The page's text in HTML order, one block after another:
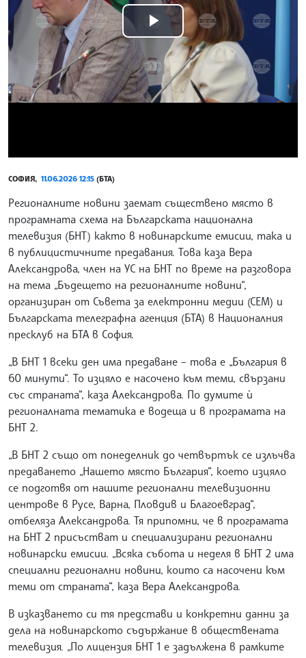
Play
Video
СОФИЯ, 11.06.2026 12:15 (БТА)
Регионалните новини заемат съществено място в
програмната схема на Българската национална
телевизия (БНТ) както в новинарските емисии, така и
в публицистичните предавания. Това каза Вера
Александрова, член на УС на БНТ по време на разговора
на тема „Бъдещето на регионалните новини“,
организиран от Съвета за електронни медии (СЕМ) и
Българската телеграфна агенция (БТА) в Националния
пресклуб на БТА в София.
„В БНТ 1 всеки ден има предаване – това е „България в
60 минути“. То изцяло е насочено към теми, свързани
със страната“, каза Александрова. По думите ѝ
регионалната тематика е водеща и в програмата на
БНТ 2.
„В БНТ 2 също от понеделник до четвъртък се излъчва
предаването „Нашето място България“, което изцяло
се подготвя от нашите регионални телевизионни
центрове в Русе, Варна, Пловдив и Благоевград“,
отбеляза Александрова. Тя припомни, че в програмата
на БНТ 2 присъстват и специализирани регионални
новинарски емисии. „Всяка събота и неделя в БНТ 2 има
специални регионални новини, които са насочени към
теми от страната“, каза Вера Александрова.
В изказването си тя представи и конкретни данни за
дела на новинарското съдържание в обществената
телевизия. „По лицензия БНТ 1 е задължена в рамките